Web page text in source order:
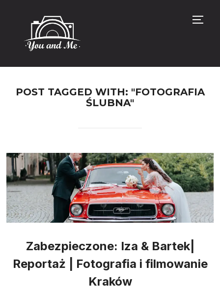
POST TAGGED WITH: "FOTOGRAFIA
ŚLUBNA"
Zabezpieczone: Iza & Bartek|
Reportaż | Fotografia i filmowanie
Kraków